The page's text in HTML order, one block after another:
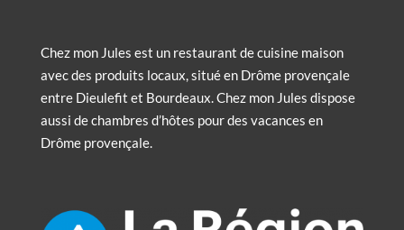
Chez mon Jules est un restaurant de cuisine maison
avec des produits locaux, situé en Drôme provençale
entre Dieulefit et Bourdeaux. Chez mon Jules dispose
aussi de chambres d’hôtes pour des vacances en
Drôme provençale.